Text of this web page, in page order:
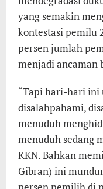
yang semakin
kontestasi pemilu
persen jumlah
menjadi ancaman
“Tapi hari-hari ini
disalahpahami,
menuduh
menuduh sedang
KKN. Bahkan
Gibran) ini